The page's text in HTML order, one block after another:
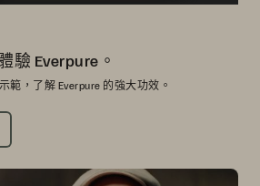
驗 Everpure。
範，了解 Everpure 的強大功效。